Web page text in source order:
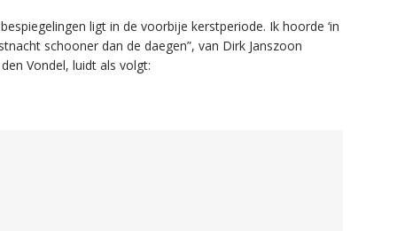
ligt in de voorbije kerstperiode. Ik hoorde ‘in
schooner dan de daegen”, van Dirk Janszoon
Vondel, luidt als volgt: